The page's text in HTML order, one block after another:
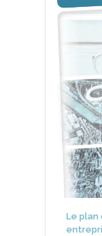
Le plan